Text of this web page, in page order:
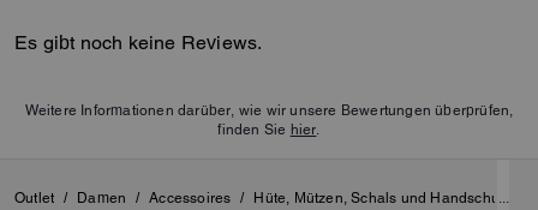
Es gibt noch keine Reviews.
Weitere Informationen darüber, wie wir unsere Bewertungen überprüfen,
finden Sie hier.
...
Outlet / Damen / Accessoires / Hüte, Mützen, Schals und Handschuhe